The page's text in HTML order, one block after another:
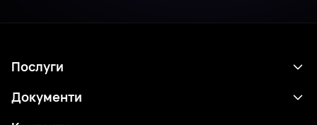
Послуги
Розклад
Документи